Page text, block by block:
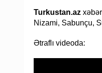
Turkustan.az
Nizami, Sabunçu,
Ətraflı videoda: